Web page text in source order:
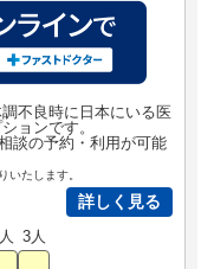
不良時に日本にいる医
ョンです。
談の予約・利用が可能
いたします。
詳しく見る
3人